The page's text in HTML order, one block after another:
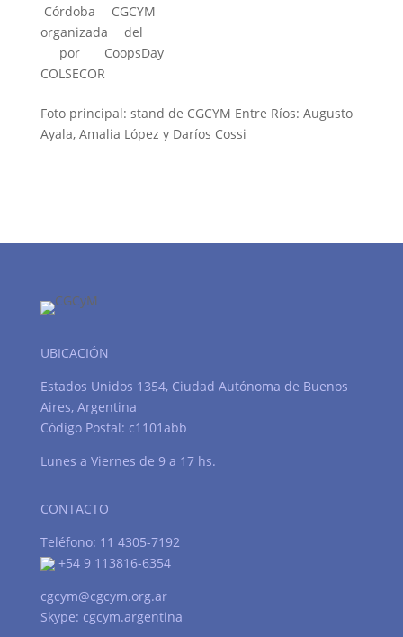
Córdoba
organizada
por
COLSECOR
CGCYM
del
CoopsDay
Foto principal: stand de CGCYM Entre Ríos: Augusto
Ayala, Amalia López y Daríos Cossi
UBICACIÓN
Estados Unidos 1354, Ciudad Autónoma de Buenos
Aires, Argentina
Código Postal: c1101abb
Lunes a Viernes de 9 a 17 hs.
CONTACTO
Teléfono: 11 4305-7192
+54 9 113816-6354
cgcym@cgcym.org.ar
Skype: cgcym.argentina